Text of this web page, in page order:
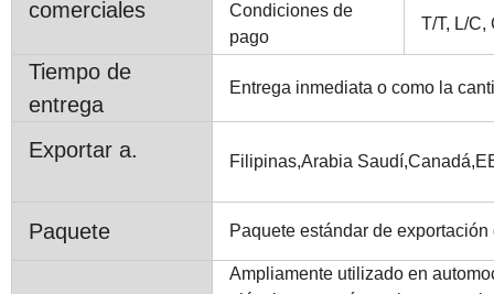
comerciales
Condiciones de
pago
T/T, L/
Tiempo de
entrega
Entrega inmediata o como la
Exportar a. Filipinas,Arabia
Paquete Paquete estándar de
Ampliamente utilizado en